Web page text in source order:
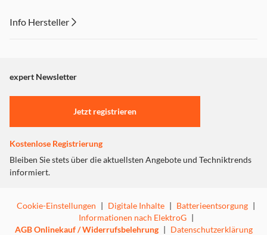
Info Hersteller
"Marketing".
Einstellungen anpassen
expert Newsletter
Jetzt registrieren
Kostenlose Registrierung
Bleiben Sie stets über die aktuellsten Angebote und Techniktrends
informiert.
Cookie-Einstellungen | Digitale Inhalte | Batterieentsorgung |
Informationen nach ElektroG |
AGB Onlinekauf / Widerrufsbelehrung | Datenschutzerklärung